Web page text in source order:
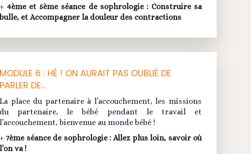
+4ème et 5ème séance de sophrologie : Construire sa
bulle, et Accompagner la douleur des contractions
MODULE 6 : HÉ ! ON AURAIT PAS OUBLIÉ DE
PARLER DE…
La place du partenaire à l’accouchement, les missions
du partenaire, le bébé pendant le travail et
l’accouchement, bienvenue au monde bébé !
+ 7ème séance de sophrologie : Allez plus loin, savoir où
l’on va !